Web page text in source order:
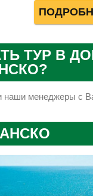
ТУР В
наши менеджеры с